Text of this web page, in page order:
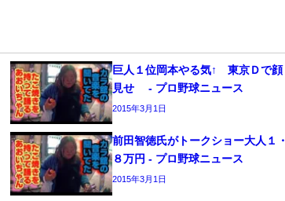
巨人１位岡本やる気↑ 東京Ｄで顔
見せ - プロ野球ニュース
2015年3月1日
前田智徳氏がトークショー大人１・
８万円 - プロ野球ニュース
2015年3月1日